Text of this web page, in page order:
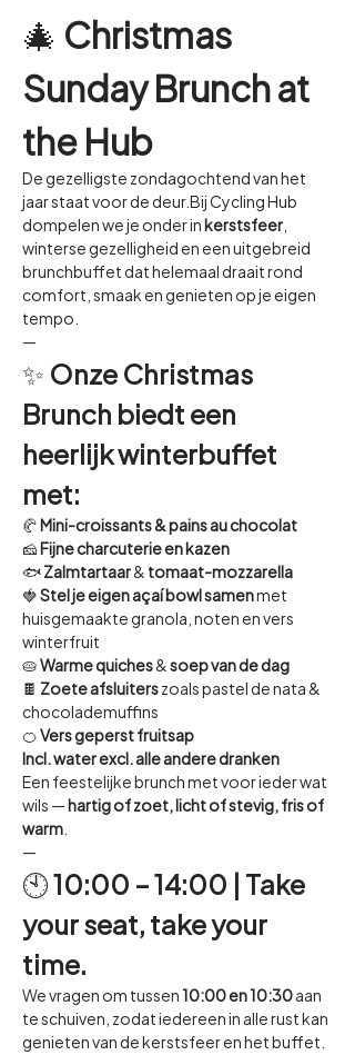
🎄 Christmas
Sunday Brunch at
the Hub
De gezelligste zondagochtend van het
jaar staat voor de deur.Bij Cycling Hub
dompelen we je onder in kerstsfeer,
winterse gezelligheid en een uitgebreid
brunchbuffet dat helemaal draait rond
comfort, smaak en genieten op je eigen
tempo.
—
✨ Onze Christmas
Brunch biedt een
heerlijk winterbuffet
met:
🥐 Mini-croissants & pains au chocolat
🧀 Fijne charcuterie en kazen
🐟 Zalmtartaar & tomaat-mozzarella
🍓 Stel je eigen açaí bowl samen met
huisgemaakte granola, noten en vers
winterfruit
🥧 Warme quiches & soep van de dag
🍫 Zoete afsluiters zoals pastel de nata &
chocolademuffins
🍊 Vers geperst fruitsap
Incl. water excl. alle andere dranken
Een feestelijke brunch met voor ieder wat
wils — hartig of zoet, licht of stevig, fris of
warm.
—
🕙 10:00 – 14:00 | Take
your seat, take your
time.
We vragen om tussen 10:00 en 10:30 aan
te schuiven, zodat iedereen in alle rust kan
genieten van de kerstsfeer en het buffet.